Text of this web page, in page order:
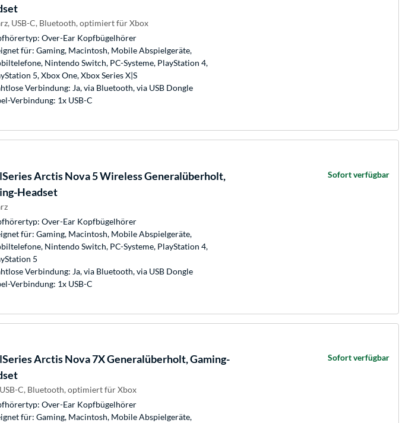
USB-C, Bluetooth, optimiert für Xbox
Over-Ear Kopfbügelhörer
für: Gaming, Macintosh, Mobile Abspielgeräte,
Nintendo Switch, PC-Systeme, PlayStation 4,
5, Xbox One, Xbox Series X|S
Verbindung: Ja, via Bluetooth, via USB Dongle
Verbindung: 1x USB-C
Arctis Nova 5 Wireless Generalüberholt,
Headset
Over-Ear Kopfbügelhörer
für: Gaming, Macintosh, Mobile Abspielgeräte,
Nintendo Switch, PC-Systeme, PlayStation 4,
5
Verbindung: Ja, via Bluetooth, via USB Dongle
Verbindung: 1x USB-C
Sofort verfügbar
Arctis Nova 7X Generalüberholt, Gaming-
C, Bluetooth, optimiert für Xbox
Over-Ear Kopfbügelhörer
für: Gaming, Macintosh, Mobile Abspielgeräte,
Sofort verfügbar